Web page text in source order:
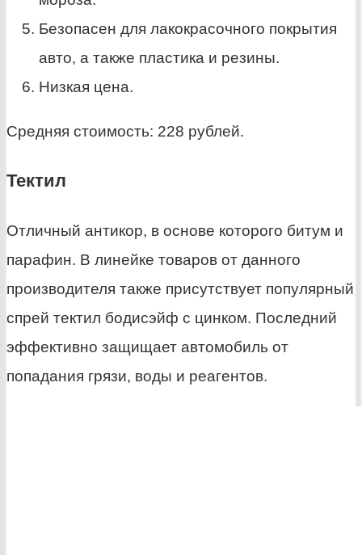
Безопасен для лакокрасочного покрытия
авто, а также пластика и резины.
Низкая цена.
Средняя стоимость: 228 рублей.
Тектил
Отличный антикор, в основе которого битум и
парафин. В линейке товаров от данного
производителя также присутствует популярный
спрей тектил бодисэйф с цинком. Последний
эффективно защищает автомобиль от
попадания грязи, воды и реагентов.